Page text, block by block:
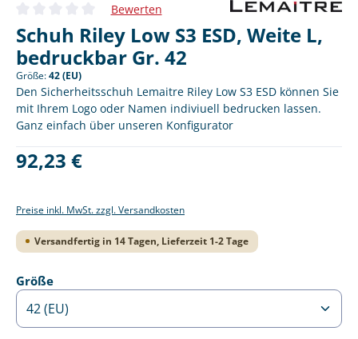
Durchschnittliche Bewertung von 0 von 5 Sternen
Bewerten
Schuh Riley Low S3 ESD, Weite L,
bedruckbar Gr. 42
Größe:42 (EU)
Den Sicherheitsschuh Lemaitre Riley Low S3 ESD können Sie
mit Ihrem Logo oder Namen indiviuell bedrucken lassen.
Ganz einfach über unseren Konfigurator
Regulärer Preis:
92,23 €
Preise inkl. MwSt. zzgl. Versandkosten
Versandfertig in 14 Tagen, Lieferzeit 1-2 Tage
Größeauswählen